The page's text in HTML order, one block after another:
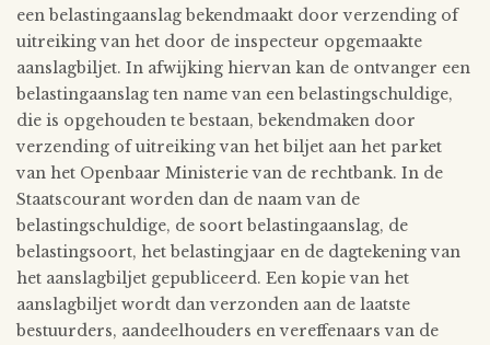
een belastingaanslag bekendmaakt door verzending of
uitreiking van het door de inspecteur opgemaakte
aanslagbiljet. In afwijking hiervan kan de ontvanger een
belastingaanslag ten name van een belastingschuldige,
die is opgehouden te bestaan, bekendmaken door
verzending of uitreiking van het biljet aan het parket
van het Openbaar Ministerie van de rechtbank. In de
Staatscourant worden dan de naam van de
belastingschuldige, de soort belastingaanslag, de
belastingsoort, het belastingjaar en de dagtekening van
het aanslagbiljet gepubliceerd. Een kopie van het
aanslagbiljet wordt dan verzonden aan de laatste
bestuurders, aandeelhouders en vereffenaars van de